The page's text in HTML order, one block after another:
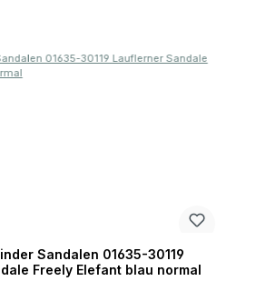
Sandalen 01635-30119
Freely Elefant blau normal